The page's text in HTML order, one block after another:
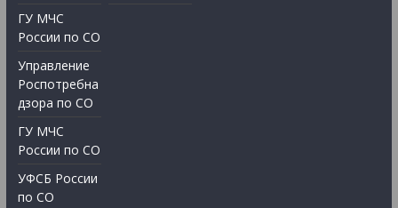
ГУ МЧС
России по СО
Управление
Роспотребна
дзора по СО
ГУ МЧС
России по СО
УФСБ России
по СО